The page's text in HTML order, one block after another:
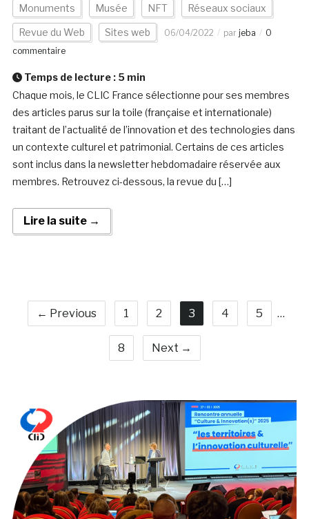
Monuments Musée NFT Réseaux sociaux
Revue du Web Sites web 06/04/2022 par jeba
0
commentaire
Temps de lecture : 5 min
Chaque mois, le CLIC France sélectionne pour ses membres
des articles parus sur la toile (française et internationale)
traitant de l’actualité de l’innovation et des technologies dans
un contexte culturel et patrimonial. Certains de ces articles
sont inclus dans la newsletter hebdomadaire réservée aux
membres. Retrouvez ci-dessous, la revue du […]
Lire la suite →
← Previous 1 2 3 4 5 …
8 Next →